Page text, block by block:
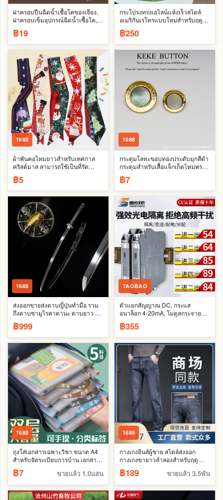
ฝาครอบปืนฉีดน้ำเชื้อโคของเจียง,
ฝาครอบเข็มอุปกรณ์ฉีดน้ำเชื้อโค,
ถุงมือยาวสำหรับสัตวแพทย์โค,
อุปกรณ์ผสมพันธุ์โค
฿19
กระโปรงทรงเอไลน์แห้งเร็วสไตล์
อเมริกันเรโทรแบบใหม่สำหรับฤดู
ร้อน ~ กระโปรงขาสั้นกันแดดเนื้อ
บางระบายอากาศได้ดีสำหรับผู้หญิง
฿250
1688
ผ้าพันคอไหมยาวสำหรับเทศกาล
คริสต์มาส สามารถใช้เป็นที่รัด
กระเป๋า ที่รัดผม ผ้าพันคอ ที่คาดผม
หรือของขวัญคริสต์มาสได้
฿5
1688
กระดุมโลหะขอบทองประดับมุกสีดำ
กระดุมสำหรับเสื้อแจ็กเก็ตไหมพรม
สไตล์ชาแนล กระดุมสำหรับสูท
คาร์ดิแกนถัก
฿7
1688
ส่งออกขายส่งดาบญี่ปุ่นทำมือ รวม
ถึงดาบซามูไรคาตานะ ดาบยาว ดา
บอิไอโดสีดำ และใบมีดที่ไม่ลับคม
฿999
TAOBAO
ตัวแยกสัญญาณ DC, กระแส
อนาล็อก 4-20mA, โมดูลกระจาย
และส่งแรงดันไฟฟ้า, หนึ่งอินพุตและ
สองเอาต์พุต, 0-10V
฿355
1688
ถุงใส่เอกสารเฉพาะวิชา ขนาด A4
สำหรับจัดระเบียบการบ้าน เอกสาร
สอบ อุปกรณ์การเรียน และหนังสือ
ถุงผ้าตาข่ายโปร่งใส
฿7 ขายแล้ว 1.0แสน
1688
กางเกงยีนส์ผู้ชาย สไตล์ส่งออก
กางเกงขายาวลำลองสำหรับฤดู
ใบไม้ผลิและฤดูใบไม้ร่วง ทรงเข้ารูป
ขากรรไบตรง กางเกงอเนกประสงค์
และทันสมัยสำหรับฤดูใบไม้ร่วงและ
ฤดูหนาว
฿189 ขายแล้ว 3.5พัน